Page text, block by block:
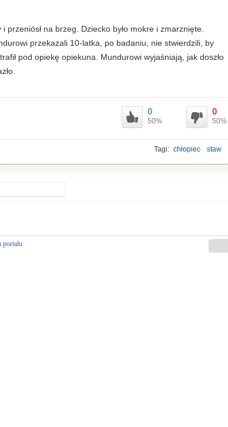
i przeniósł na brzeg. Dziecko było mokre i zmarznięte.
przekazali 10-latka, po badaniu, nie stwierdzili, by
pod opiekę opiekuna. Mundurowi wyjaśniają, jak doszło
0
50%
0
50%
Tagi: chłopiec staw
portalu